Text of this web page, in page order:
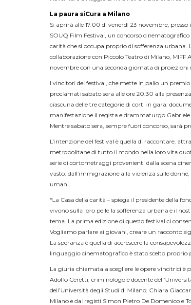
La paura siCura a Milano
Si aprirà alle 17.00 di venerdì 23 novembre,
SOUQ Film Festival, un concorso
carità che si occupa proprio di sofferenza
collaborazione con Piccolo Teatro di Milano,
novembre con una seconda giornata di proiezioni
I vincitori del festival, che mette in palio un
proclamati sabato sera alle ore 20.30 alla
ciascuna delle tre categorie di corti in gara:
manifestazione il regista e drammaturgo Gabriele
Mentre sabato sera, sempre fuori concorso, sarà
L’intenzione del festival è quella di raccontare,
metropolitane di tutto il mondo nella loro vita
serie di cortometraggi provenienti dalla scena
vasto: dall’immigrazione alla violenza sulle
umani.
“La Casa della carità – spiega il presidente della
vivono sulla loro pelle la sofferenza urbana e il
tema. La prima edizione di questo festival ci
Vogliamo parlare ai giovani, creare un racconto
La speranza è quella di accrescere la
linguaggio cinematografico è stato scelto proprio
La giuria chiamata a scegliere le opere vincitrici è
Adolfo Ceretti, criminologo e docente
dell’Università degli Studi di Milano; Chiara
Milano e dai registi Simon Pietro De Domenico e